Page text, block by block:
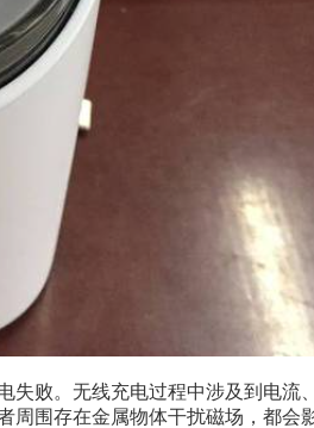
失败。无线充电过程中涉及到电
周围存在金属物体干扰磁场，都